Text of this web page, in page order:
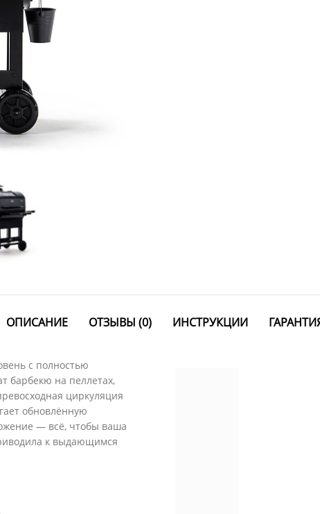
ОПИСАНИЕ ОТЗЫВЫ (0) ИНСТРУКЦИИ
с полностью
барбекю на пеллетах,
циркуляция
обновлённую
— всё, чтобы ваша
к выдающимся